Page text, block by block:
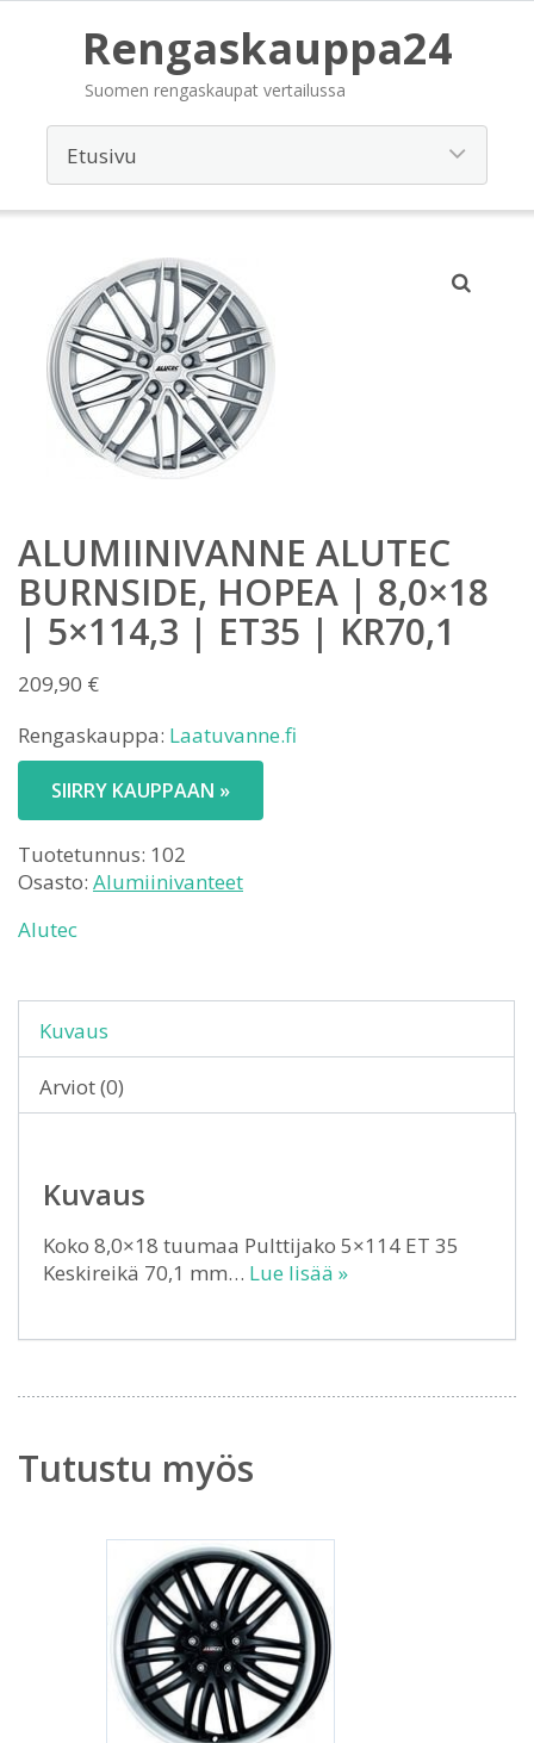
Rengaskauppa24
Suomen rengaskaupat vertailussa
ALUMIINIVANNE ALUTEC
BURNSIDE, HOPEA | 8,0×18
| 5×114,3 | ET35 | KR70,1
209,90 €
Rengaskauppa: Laatuvanne.fi
SIIRRY KAUPPAAN »
Tuotetunnus: 102
Osasto: Alumiinivanteet
Alutec
Kuvaus
Arviot (0)
Kuvaus
Koko 8,0×18 tuumaa Pulttijako 5×114 ET 35
Keskireikä 70,1 mm… Lue lisää »
Tutustu myös